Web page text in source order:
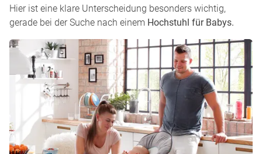
Hier ist eine klare Unterscheidung besonders wichtig,
gerade bei der Suche nach einem Hochstuhl für Babys.